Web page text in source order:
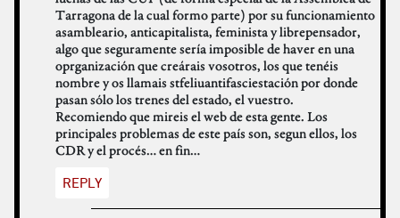
Tarragona de la cual formo parte) por su funcionamiento
asambleario, anticapitalista, feminista y librepensador,
algo que seguramente sería imposible de haver en una
oprganización que creárais vosotros, los que tenéis
nombre y os llamais stfeliuantifasciestación por donde
pasan sólo los trenes del estado, el vuestro.
Recomiendo que mireis el web de esta gente. Los
principales problemas de este país son, segun ellos, los
CDR y el procés… en fin…
REPLY